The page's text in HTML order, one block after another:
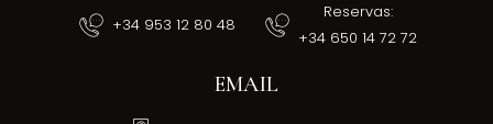
‎+34 953 12 80 48
Reservas:
+34 650 14 72 72
EMAIL